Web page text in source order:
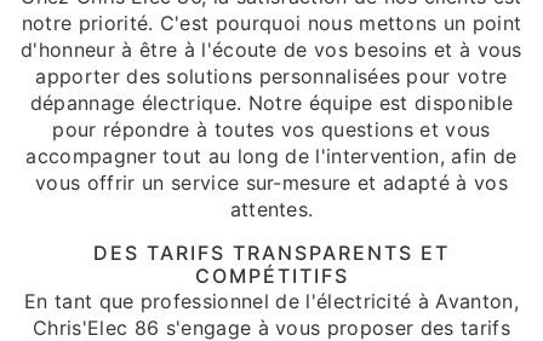
notre priorité. C'est pourquoi nous mettons un point
d'honneur à être à l'écoute de vos besoins et à vous
apporter des solutions personnalisées pour votre
dépannage électrique. Notre équipe est disponible
pour répondre à toutes vos questions et vous
accompagner tout au long de l'intervention, afin de
vous offrir un service sur-mesure et adapté à vos
attentes.
DES TARIFS TRANSPARENTS ET
COMPÉTITIFS
En tant que professionnel de l'électricité à Avanton,
Chris'Elec 86 s'engage à vous proposer des tarifs